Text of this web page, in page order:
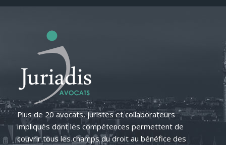
Plus de 20 avocats, juristes et collaborateurs
impliqués dont les compétences permettent de
couvrir tous les champs du droit au bénéfice des